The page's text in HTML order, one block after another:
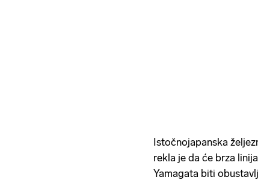
Istočnojapanska
rekla je da će brza
Yamagata biti